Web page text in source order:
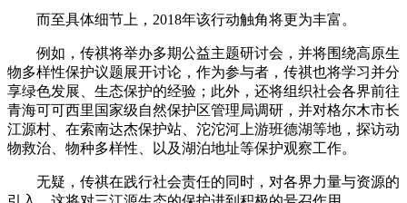
而至具体细节上，2018年该行动触角将更为丰富。
例如，传祺将举办多期公益主题研讨会，并将围绕高原生
物多样性保护议题展开讨论，作为参与者，传祺也将学习并分
享绿色发展、生态保护的经验；此外，还将组织社会各界前往
青海可可西里国家级自然保护区管理局调研，并对格尔木市长
江源村、在索南达杰保护站、沱沱河上游班德湖等地，探访动
物救治、物种多样性、以及湖泊地址等保护观察工作。
无疑，传祺在践行社会责任的同时，对各界力量与资源的